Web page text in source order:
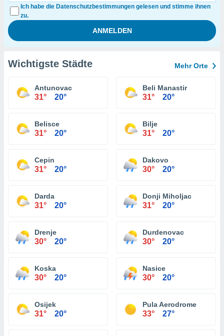
Ich habe die Datenschutzbestimmungen gelesen und stimme ihnen
zu.
Wichtigste Städte Mehr Orte
Antunovac
31° 20°
Beli Manastir
31° 20°
Belisce
31° 20°
Bilje
31° 20°
Cepin
31° 20°
Dakovo
30° 20°
Darda
31° 20°
Donji Miholjac
31° 20°
Drenje
30° 20°
Durdenovac
30° 20°
Koska
30° 20°
Nasice
30° 20°
Osijek
31° 20°
Pula Aerodrome
33° 27°